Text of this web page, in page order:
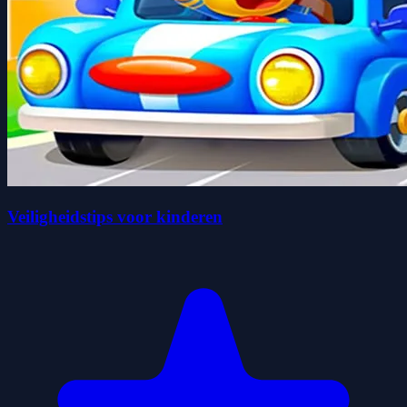
Veiligheidstips voor kinderen